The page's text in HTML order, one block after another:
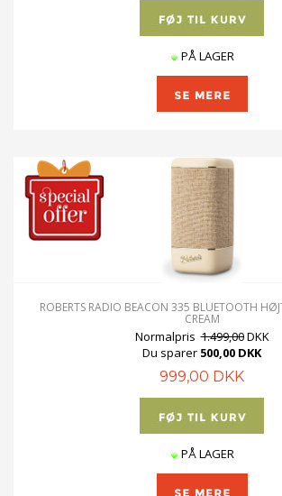
PÅ LAGER
ROBERTS RADIO BEACON 335 BLUETOOTH
CREAM
Normalpris 1.499,00DKK
Du sparer 500,00 DKK
999,00 DKK
PÅ LAGER